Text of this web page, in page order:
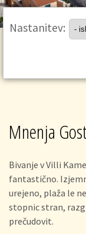
Nastanitev:
Mnenja
Bivanje v Villi
fantastično.
urejeno, plaža le
stopnic stran,
prečudovit.